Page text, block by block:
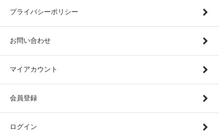
プライバシーポリシー
お問い合わせ
マイアカウント
会員登録
ログイン